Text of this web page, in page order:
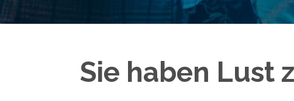
Sie haben Lust